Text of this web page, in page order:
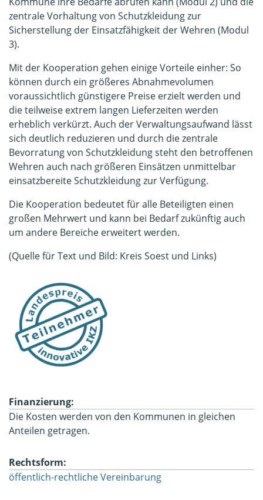
zentrale Vorhaltung von Schutzkleidung zur
Sicherstellung der Einsatzfähigkeit der Wehren (Modul
3).
Mit der Kooperation gehen einige Vorteile einher: So
können durch ein größeres Abnahmevolumen
voraussichtlich günstigere Preise erzielt werden und
die teilweise extrem langen Lieferzeiten werden
erheblich verkürzt. Auch der Verwaltungsaufwand lässt
sich deutlich reduzieren und durch die zentrale
Bevorratung von Schutzkleidung steht den betroffenen
Wehren auch nach größeren Einsätzen unmittelbar
einsatzbereite Schutzkleidung zur Verfügung.
Die Kooperation bedeutet für alle Beteiligten einen
großen Mehrwert und kann bei Bedarf zukünftig auch
um andere Bereiche erweitert werden.
(Quelle für Text und Bild: Kreis Soest und Links)
Finanzierung:
Die Kosten werden von den Kommunen in gleichen
Anteilen getragen.
Rechtsform:
öffentlich-rechtliche Vereinbarung